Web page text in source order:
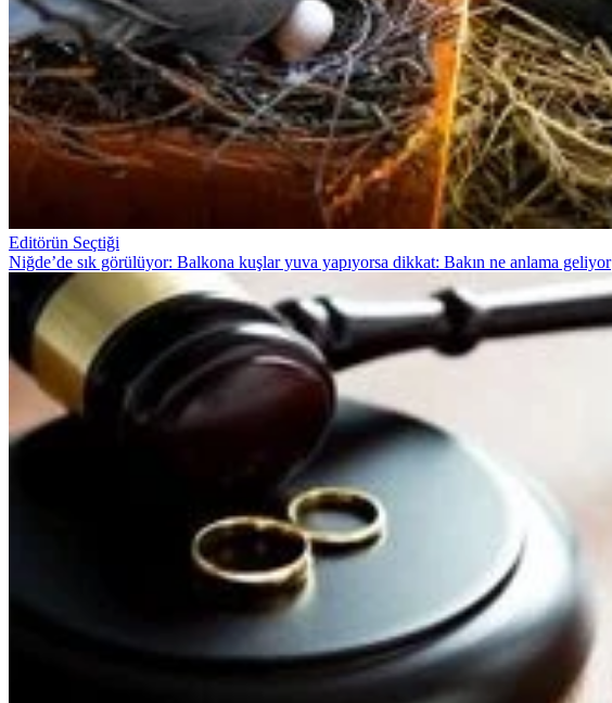
Editörün Seçtiği
Niğde’de sık görülüyor: Balkona kuşlar yuva yapıyorsa dikkat: Bakın ne anlama geliyor